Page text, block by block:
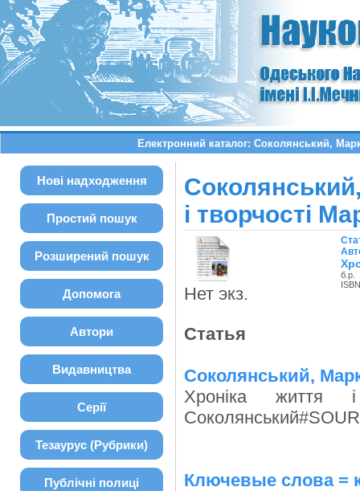
Електронний каталог: Соколянський,
Нові надходження
Простий пошук
Розширений пошук
Допомога
Автори
Видавництва
Серії
Тезаурус (Рубрики)
Публічні полиці
і творчості
Нет экз.
б.р.
Статья
Соколянський,
Хроніка
Ключевые слова =